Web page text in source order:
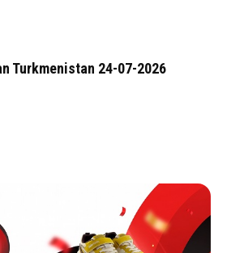
Turkmenistan 24-07-2026